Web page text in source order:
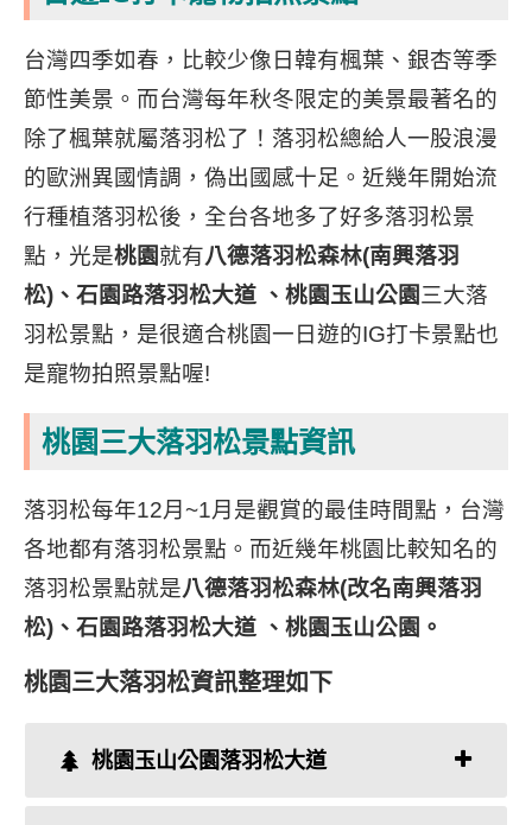
台灣四季如春，比較少像日韓有楓葉、銀杏等季
節性美景。而台灣每年秋冬限定的美景最著名的
除了楓葉就屬落羽松了！落羽松總給人一股浪漫
的歐洲異國情調，偽出國感十足。 近幾年開始流
行種植落羽松後，全台各地多了好多落羽松景
點，光是桃園就有八德落羽松森林(南興落羽
松)、石園路落羽松大道 、桃園玉山公園 三大落
羽松景點，是很適合桃園一日遊的IG打卡景點也
是寵物拍照景點喔!
桃園三大落羽松景點資訊
落羽松每年12月~1月是觀賞的最佳時間點，台灣
各地都有落羽松景點。而近幾年桃園比較知名的
落羽松景點就是八德落羽松森林(改名南興落羽
松)、石園路落羽松大道 、桃園玉山公園。
桃園三大落羽松資訊整理如下
桃園玉山公園落羽松大道